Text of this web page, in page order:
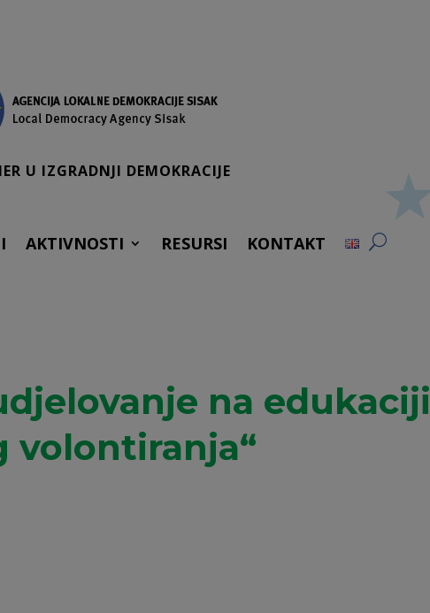
U IZGRADNJI DEMOKRACIJE
AKTIVNOSTI RESURSI KONTAKT
na edukaciji
volontiranja“